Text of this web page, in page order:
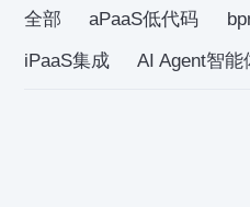
全部 aPaaS低代码
iPaaS集成
AI Agent智能